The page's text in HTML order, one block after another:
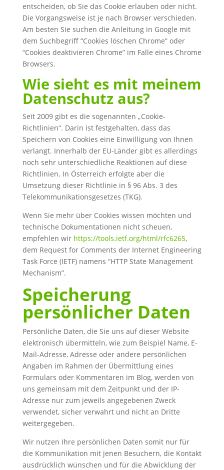
entscheiden, ob Sie das Cookie erlauben oder nicht.
Die Vorgangsweise ist je nach Browser verschieden.
Am besten Sie suchen die Anleitung in Google mit
dem Suchbegriff “Cookies löschen Chrome” oder
“Cookies deaktivieren Chrome” im Falle eines Chrome
Browsers.
Wie sieht es mit meinem
Datenschutz aus?
Seit 2009 gibt es die sogenannten „Cookie-
Richtlinien“. Darin ist festgehalten, dass das
Speichern von Cookies eine Einwilligung von Ihnen
verlangt. Innerhalb der EU-Länder gibt es allerdings
noch sehr unterschiedliche Reaktionen auf diese
Richtlinien. In Österreich erfolgte aber die
Umsetzung dieser Richtlinie in § 96 Abs. 3 des
Telekommunikationsgesetzes (TKG).
Wenn Sie mehr über Cookies wissen möchten und
technische Dokumentationen nicht scheuen,
empfehlen wir https://tools.ietf.org/html/rfc6265,
dem Request for Comments der Internet Engineering
Task Force (IETF) namens “HTTP State Management
Mechanism”.
Speicherung
persönlicher Daten
Persönliche Daten, die Sie uns auf dieser Website
elektronisch übermitteln, wie zum Beispiel Name, E-
Mail-Adresse, Adresse oder andere persönlichen
Angaben im Rahmen der Übermittlung eines
Formulars oder Kommentaren im Blog, werden von
uns gemeinsam mit dem Zeitpunkt und der IP-
Adresse nur zum jeweils angegebenen Zweck
verwendet, sicher verwahrt und nicht an Dritte
weitergegeben.
Wir nutzen Ihre persönlichen Daten somit nur für
die Kommunikation mit jenen Besuchern, die Kontakt
ausdrücklich wünschen und für die Abwicklung der